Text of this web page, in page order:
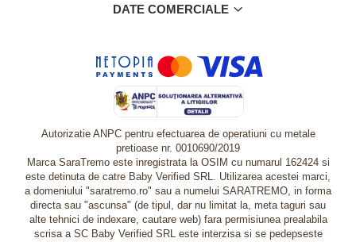
DATE COMERCIALE
Autorizatie ANPC pentru efectuarea de operatiuni cu metale
pretioase nr. 0010690/2019
Marca SaraTremo este inregistrata la OSIM cu numarul 162424 si
este detinuta de catre Baby Verified SRL. Utilizarea acestei marci,
a domeniului "saratremo.ro" sau a numelui SARATREMO, in forma
directa sau "ascunsa" (de tipul, dar nu limitat la, meta taguri sau
alte tehnici de indexare, cautare web) fara permisiunea prealabila
scrisa a SC Baby Verified SRL este interzisa si se pedepseste